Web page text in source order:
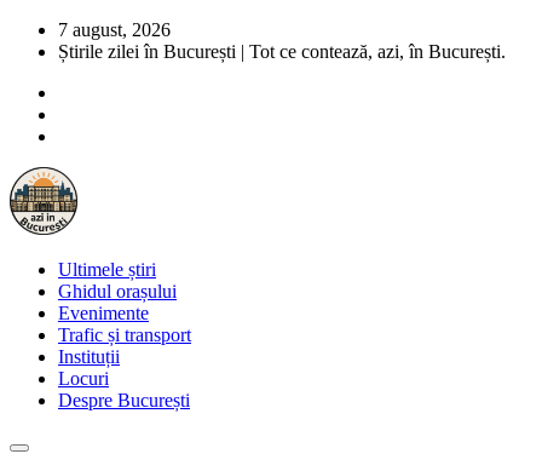
7 august, 2026
Știrile zilei în București | Tot ce contează, azi, în București.
Ultimele știri
Ghidul orașului
Evenimente
Trafic și transport
Instituții
Locuri
Despre București